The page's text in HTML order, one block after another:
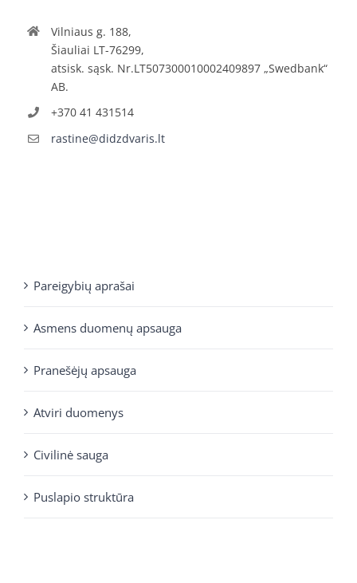
Vilniaus g. 188,
Šiauliai LT-76299,
atsisk. sąsk. Nr.LT507300010002409897 „Swedbank“
AB.
+370 41 431514
rastine@didzdvaris.lt
Pareigybių aprašai
Asmens duomenų apsauga
Pranešėjų apsauga
Atviri duomenys
Civilinė sauga
Puslapio struktūra